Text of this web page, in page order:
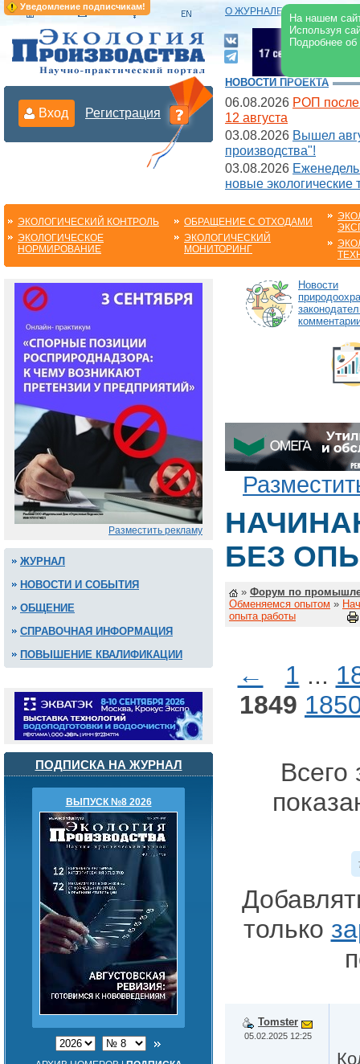
Уведомление подписчикам!
На нашем
Используя
Подробнее
О ЖУРНАЛЕ |
Вход Регистрация
НОВОСТИ ПРОЕКТА
06.08.2026 РОП после
12 августа
03.08.2026 Вышел
производства"!
03.08.2026
новые экологические
ЭКОЛОГИЧЕСКИЙ КОНТРОЛЬ
ЭКОЛОГИЧЕСКОЕ
НОРМИРОВАНИЕ
ОБРАЩЕНИЕ С ОТХОДАМИ
ЭКОЛОГИЧЕСКИЙ
МОНИТОРИНГ
Разместить рекламу
ЖУРНАЛ
НОВОСТИ И СОБЫТИЯ
ОБЩЕНИЕ
СПРАВОЧНАЯ ИНФОРМАЦИЯ
ПОВЫШЕНИЕ КВАЛИФИКАЦИИ
ПОДПИСКА НА ЖУРНАЛ
ВЫПУСК №8 2026
Новости
БЕЗ
» Форум по
Обменяемся опытом »
опыта работы
← 1 ...
1849
Всего
только
Tomster
05.02.2025 12:25